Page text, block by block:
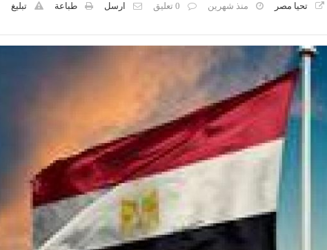
تحيا مصر منذ شهرين 0 تعليق ارسل طباعة تبليغ